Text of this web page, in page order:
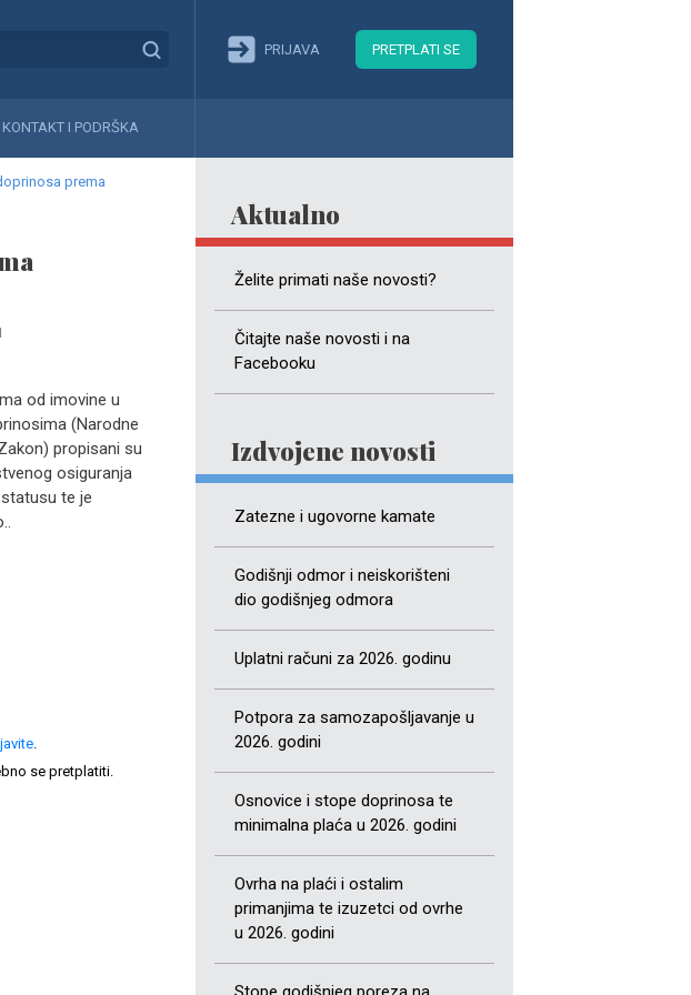
PRIJAVA PRETPLATI SE
KONTAKT I PODRŠKA
Aktualno
Želite primati naše novosti?
Čitajte naše novosti i na
Facebooku
Izdvojene novosti
Zatezne i ugovorne kamate
Godišnji odmor i neiskorišteni
dio godišnjeg odmora
Uplatni računi za 2026. godinu
Potpora za samozapošljavanje u
2026. godini
Osnovice i stope doprinosa te
minimalna plaća u 2026. godini
Ovrha na plaći i ostalim
primanjima te izuzetci od ovrhe
u 2026. godini
prema
od imovine u
(Narodne
propisani su
osiguranja
te je
.
se pretplatiti.